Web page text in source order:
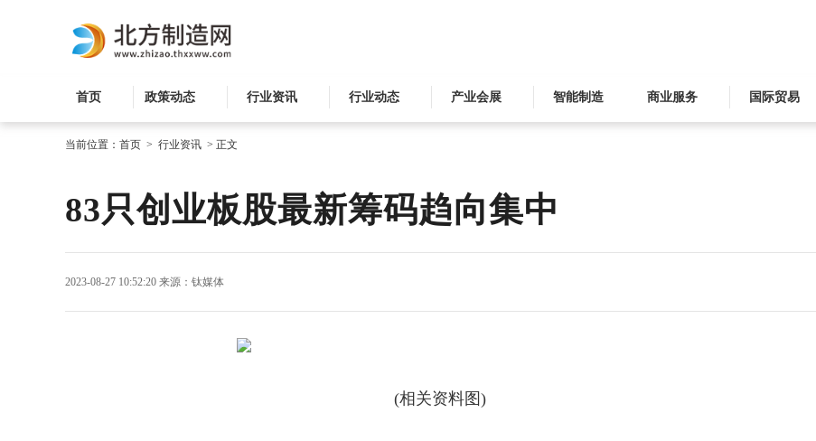
首页 政策动态 行业资讯 行业动态 产业会展 智能制造 商业服务 国际贸易
当前位置： 首页 > 行业资讯 > 正文
83只创业板股最新筹码趋向集中
2023-08-27 10:52:20 来源：钛媒体
(相关资料图)